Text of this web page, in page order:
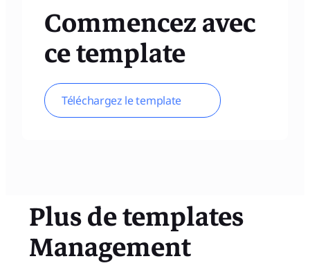
Commencez avec
ce template
Téléchargez le template
Plus de templates
Management